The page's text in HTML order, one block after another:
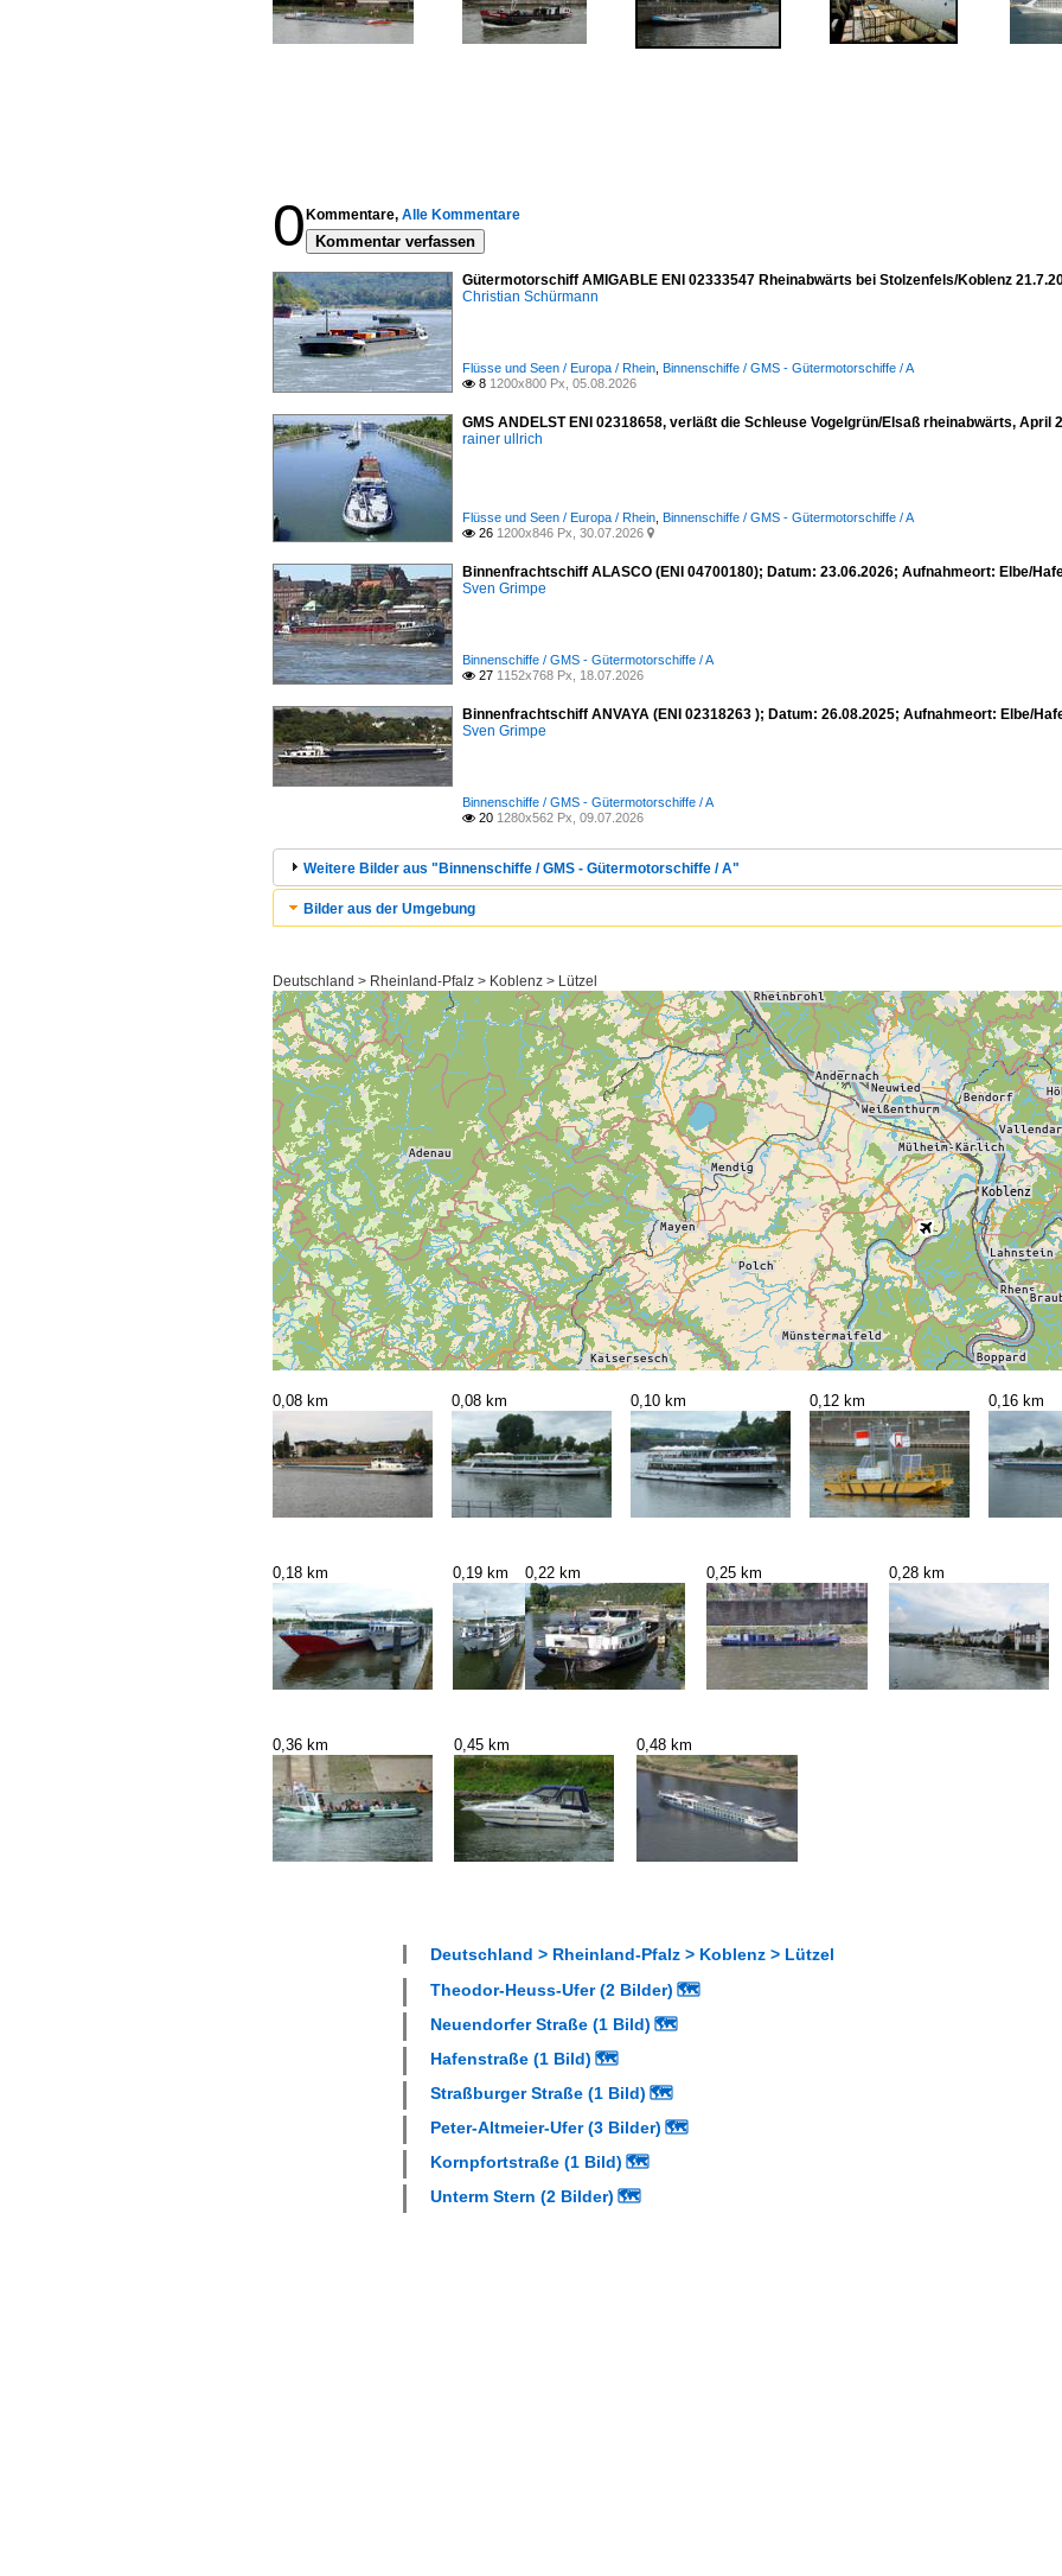
0 Kommentare, Alle Kommentare
Kommentar verfassen
Gütermotorschiff AMIGABLE ENI 02333547 Rheinabwärts bei Stolzenfels/Koblenz
Christian Schürmann
Flüsse und Seen / Europa / Rhein Binnenschiffe / GMS - Gütermotorschiffe / A
 8 1200x800 Px, 05.08.2026
GMS ANDELST ENI 02318658, verläßt die Schleuse Vogelgrün/Elsaß rheinabwärts, April
rainer ullrich
Flüsse und Seen / Europa / Rhein Binnenschiffe / GMS - Gütermotorschiffe / A
 26 1200x846 Px, 30.07.2026 
Binnenfrachtschiff ALASCO (ENI 04700180); Datum: 23.06.2026; Aufnahmeort: Elbe/
Sven Grimpe
Binnenschiffe / GMS - Gütermotorschiffe / A
 27 1152x768 Px, 18.07.2026
Binnenfrachtschiff ANVAYA (ENI 02318263 ); Datum: 26.08.2025; Aufnahmeort: Elbe/
Sven Grimpe
Binnenschiffe / GMS - Gütermotorschiffe / A
 20 1280x562 Px, 09.07.2026
Weitere Bilder aus "Binnenschiffe / GMS - Gütermotorschiffe / A"
Bilder aus der Umgebung
Deutschland > Rheinland-Pfalz > Koblenz > Lützel
0,08 km 0,08 km 0,10 km 0,12 km 0,16 km
0,18 km 0,19 km 0,22 km 0,25 km 0,28 km
0,36 km 0,45 km 0,48 km
Deutschland > Rheinland-Pfalz > Koblenz > Lützel
Theodor-Heuss-Ufer (2 Bilder) 🗺
Neuendorfer Straße (1 Bild) 🗺
Hafenstraße (1 Bild) 🗺
Straßburger Straße (1 Bild) 🗺
Peter-Altmeier-Ufer (3 Bilder) 🗺
Kornpfortstraße (1 Bild) 🗺
Unterm Stern (2 Bilder) 🗺